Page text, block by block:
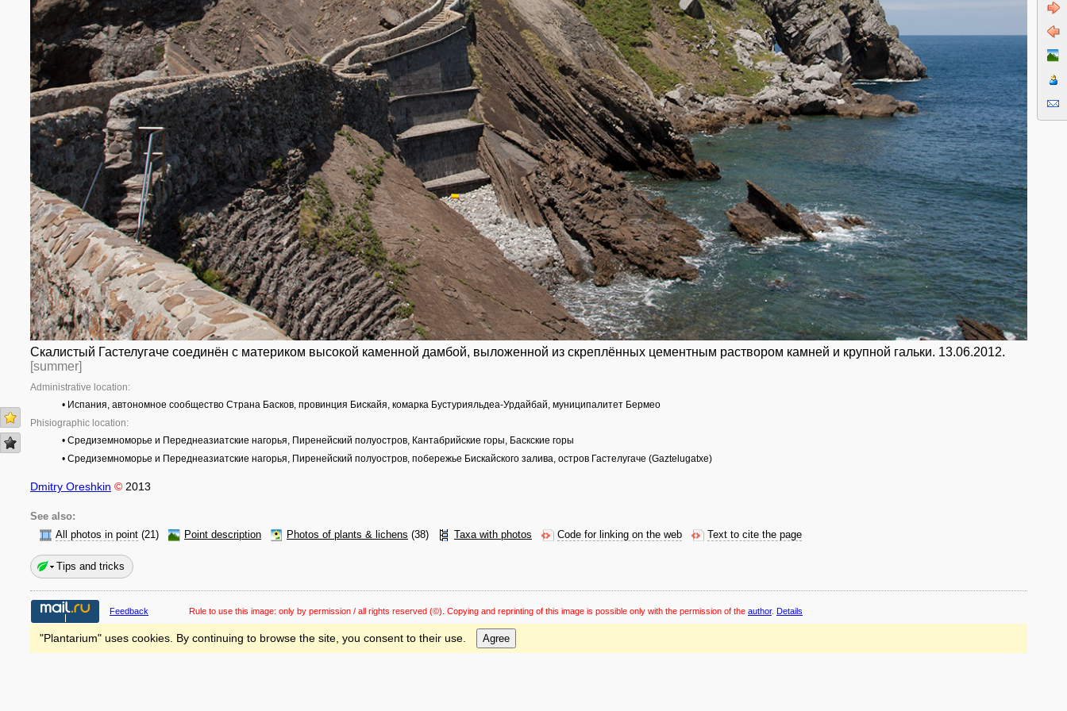
Скалистый Гастелугаче соединён с материком высокой каменной дамбой, выложенной из скреплённых цементным раствором камней и крупной гальки. 13.06.2012.
[summer]
Administrative location:
• Испания, автономное сообщество Страна Басков, провинция Бискайя, комарка Бустурияльдеа-Урдайбай, муниципалитет Бермео
Phisiographic location:
• Средиземноморье и Переднеазиатские нагорья, Пиренейский полуостров, Кантабрийские горы, Баскские горы
• Средиземноморье и Переднеазиатские нагорья, Пиренейский полуостров, побережье Бискайского залива, остров Гастелугаче (Gaztelugatxe)
Dmitry Oreshkin © 2013
See also:
All photos in point (21) Point description Photos of plants & lichens (38) Taxa with photos Code for linking on the web Text to cite the page
Tips and tricks
Feedback Rule to use this image: only by permission / all rights reserved (©). Copying and reprinting of this image is possible only with the permission of the author. Details
"Plantarium" uses cookies. By continuing to browse the site, you consent to their use. Agree